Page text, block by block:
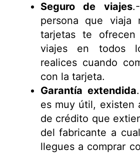
Seguro de viajes
persona que viaja
tarjetas te
viajes en todos
realices cuando
con la tarjeta.
Garantía extendida
es muy útil, existen
de crédito que
del fabricante a
llegues a comprar